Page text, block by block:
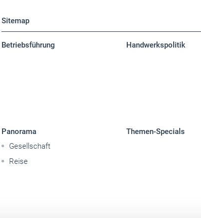
Sitemap
Betriebsführung Handwerkspolitik
Panorama
Gesellschaft
Reise
Themen-Specials